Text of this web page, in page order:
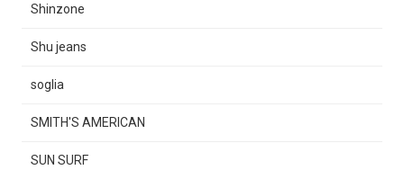
Shinzone
Shu jeans
soglia
SMITH'S AMERICAN
SUN SURF